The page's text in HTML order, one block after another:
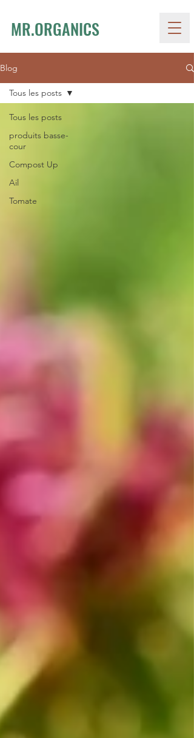
MR.ORGANICS
Blog
Tous les posts
produits basse-
cour
Compost Up
Ail
Tomate
Tous les posts